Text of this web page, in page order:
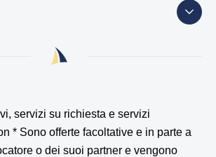
servizi su richiesta e servizi
* Sono offerte facoltative e in parte a
o dei suoi partner e vengono